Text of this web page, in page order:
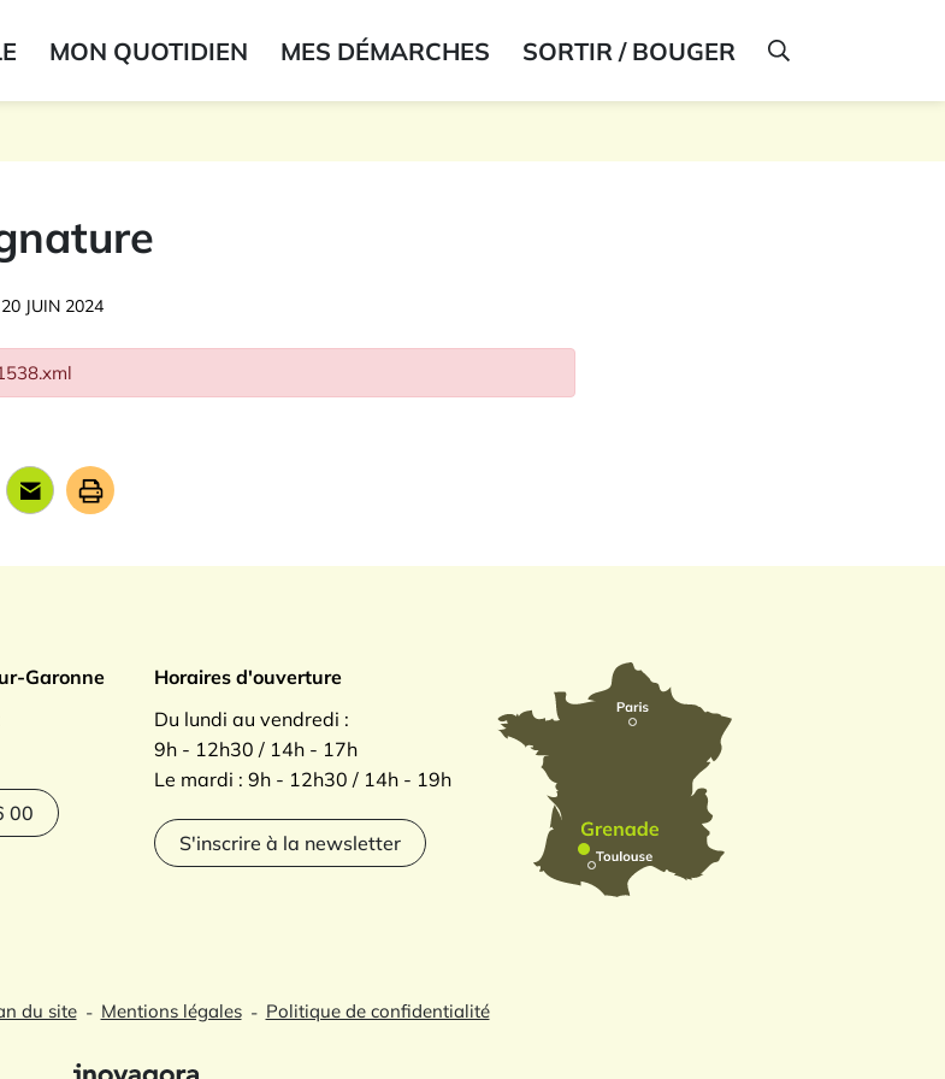
MON QUOTIDIEN MES DÉMARCHES SORTIR / BOUGER AFFICHER LA
JUIN 2024
Garonne
00
Horaires d'ouverture
Du lundi au vendredi :
9h - 12h30 / 14h - 17h
Le mardi : 9h - 12h30 / 14h - 19h
S'inscrire à la newsletter
du site Mentions légales Politique de confidentialité